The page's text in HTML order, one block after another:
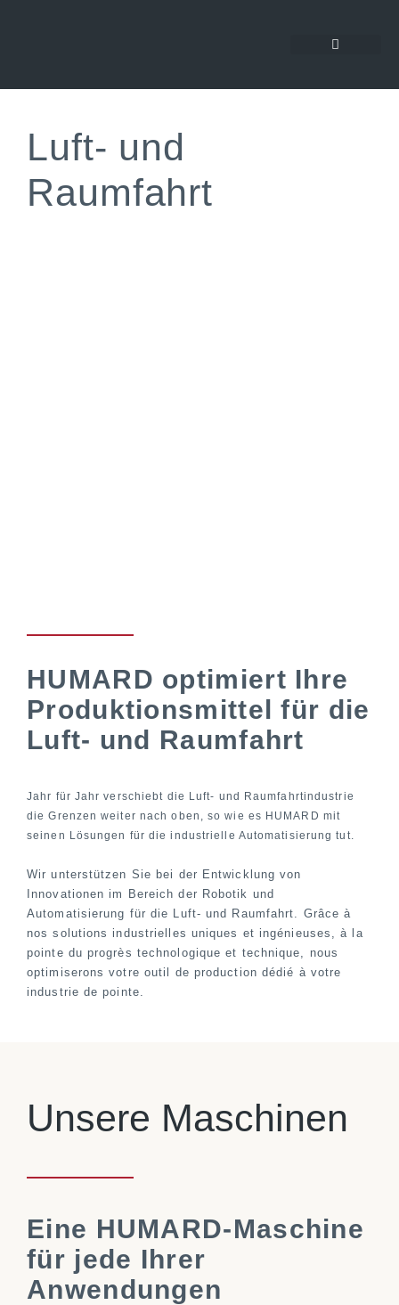
Luft- und
Raumfahrt
HUMARD optimiert Ihre
Produktionsmittel für die
Luft- und Raumfahrt
Jahr für Jahr verschiebt die Luft- und Raumfahrtindustrie
die Grenzen weiter nach oben, so wie es HUMARD mit
seinen Lösungen für die industrielle Automatisierung tut.
Wir unterstützen Sie bei der Entwicklung von
Innovationen im Bereich der Robotik und
Automatisierung für die Luft- und Raumfahrt. Grâce à
nos solutions industrielles uniques et ingénieuses, à la
pointe du progrès technologique et technique, nous
optimiserons votre outil de production dédié à votre
industrie de pointe.
Unsere Maschinen
Eine HUMARD-Maschine
für jede Ihrer
Anwendungen